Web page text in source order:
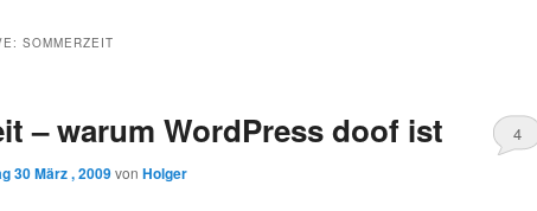
SOMMERZEIT
– warum WordPress doof ist
30 März , 2009von Holger
4